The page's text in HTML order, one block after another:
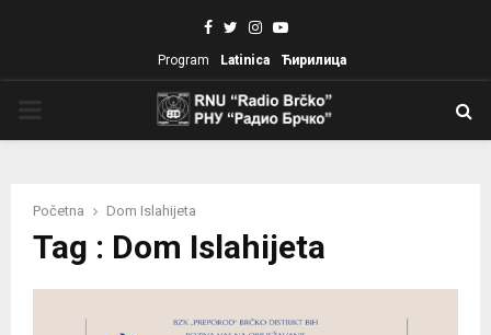
Facebook
TwitterInstagram
Youtube
Program Latinica Ћирилица
Početna Dom Islahijeta
Tag : Dom Islahijeta